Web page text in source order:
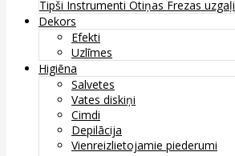
Tipši Instrumenti Otiņas Frezas uzgaļi
Dekors
Efekti
Uzlīmes
Higiēna
Salvetes
Vates diskiņi
Cimdi
Depilācija
Vienreizlietojamie piederumi